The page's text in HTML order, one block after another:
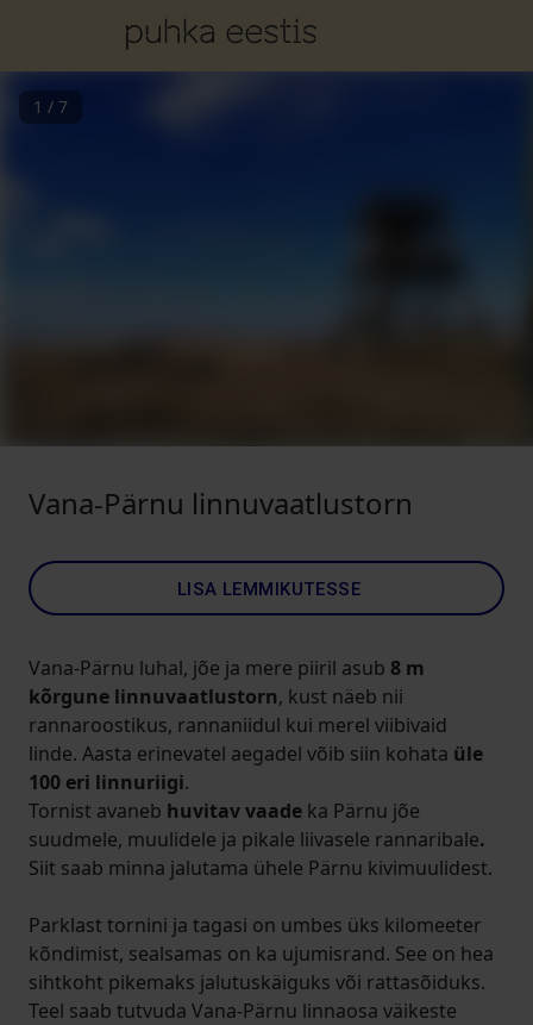
1 / 7
Vana-Pärnu linnuvaatlustorn
LISA LEMMIKUTESSE
Vana-Pärnu luhal, jõe ja mere piiril asub 8 m
kõrgune linnuvaatlustorn, kust näeb nii
rannaroostikus, rannaniidul kui merel viibivaid
linde. Aasta erinevatel aegadel võib siin kohata üle
100 eri linnuriigi.
Tornist avaneb huvitav vaade ka Pärnu jõe
suudmele, muulidele ja pikale liivasele rannaribale.
Siit saab minna jalutama ühele Pärnu kivimuulidest.
Parklast tornini ja tagasi on umbes üks kilomeeter
kõndimist, sealsamas on ka ujumisrand. See on hea
sihtkoht pikemaks jalutuskäiguks või rattasõiduks.
Teel saab tutvuda Vana-Pärnu linnaosa väikeste